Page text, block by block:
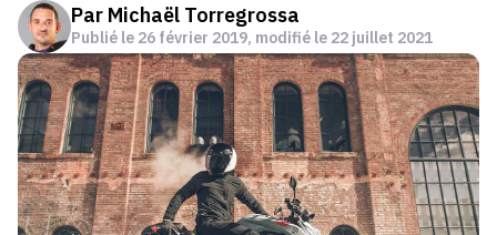
Par Michaël Torregrossa
Publié le 26 février 2019, modifié le 22 juillet 2021